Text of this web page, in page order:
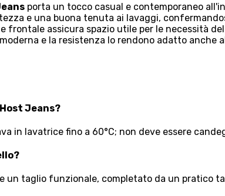
porta un tocco casual e contemporaneo
e una buona tenuta ai lavaggi,
frontale assicura spazio utile per le necessità
e la resistenza lo rendono adatto anche
Jeans?
in lavatrice fino a 60°C; non deve essere
un taglio funzionale, completato da un pratico